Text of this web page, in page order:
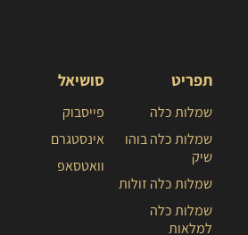
תפריט
שמלות כלה
שמלות כלה בוהו
שיק
שמלות כלה זולות
שמלות כלה
למלאות
סושיאל
פייסבוק
אינסטגרם
וואטסאפ